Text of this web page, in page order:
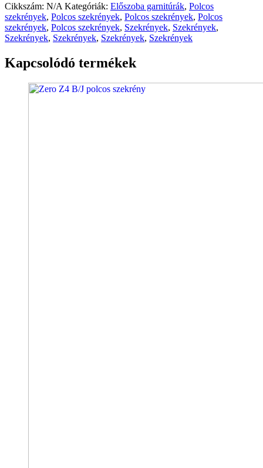
Cikkszám: N/A Kategóriák: Előszoba garnitúrák, Polcos
szekrények, Polcos szekrények, Polcos szekrények, Polcos
szekrények, Polcos szekrények, Szekrények, Szekrények,
Szekrények, Szekrények, Szekrények, Szekrények
Kapcsolódó termékek